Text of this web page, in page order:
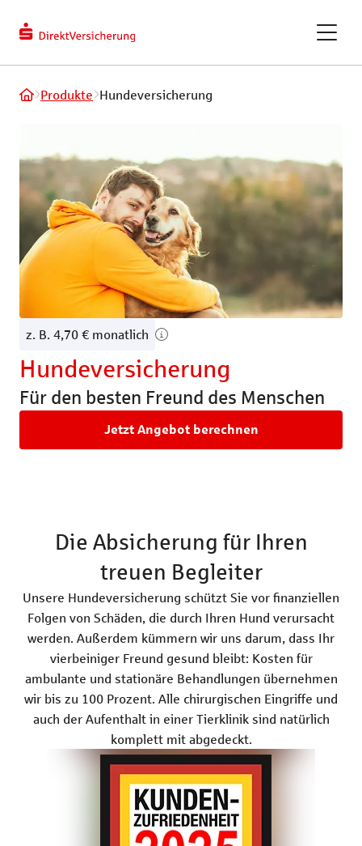
eVB-Nummer
GAPcare – die Kaufpreis­
ReparaturKostenSchutz
Fahrradversicherung
Recht und Haftung
Privathaftpflichtversicherung
Rechtsschutzversicherung
Tiere und
ändern
Produkte Hundeversicherung
z. B. 4,70 € monatlich
Hundeversicherung
Für den besten Freund des Menschen
Jetzt Angebot berechnen
Die Absicherung für Ihren
treuen Begleiter
Unsere Hundeversicherung schützt Sie vor finanziellen
Folgen von Schäden, die durch Ihren Hund verursacht
werden. Außerdem kümmern wir uns darum, dass Ihr
vierbeiniger Freund gesund bleibt: Kosten für
ambulante und stationäre Behandlungen übernehmen
wir bis zu 100 Prozent. Alle chirurgischen Eingriffe und
auch der Aufenthalt in einer Tierklinik sind natürlich
komplett mit abgedeckt.